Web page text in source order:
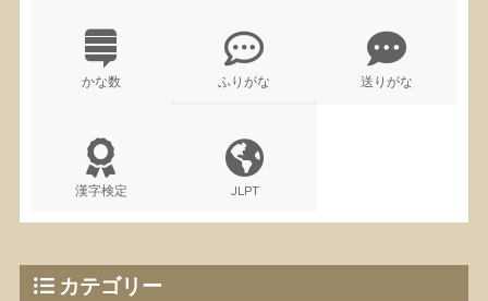
かな数 ふりがな 送りがな
漢字検定 JLPT
カテゴリー